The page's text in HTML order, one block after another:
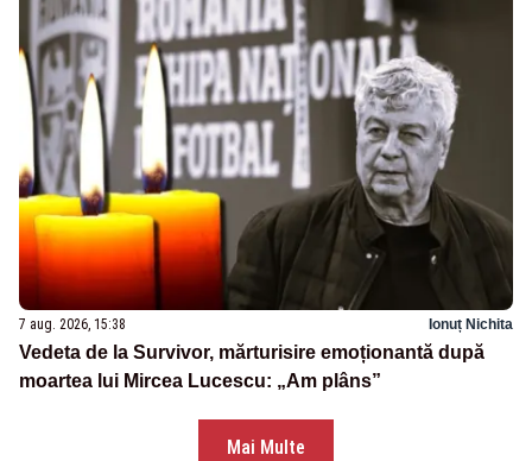
7 aug. 2026, 15:38 Ionuț Nichita
Vedeta de la Survivor, mărturisire emoționantă după
moartea lui Mircea Lucescu: „Am plâns”
Mai Multe